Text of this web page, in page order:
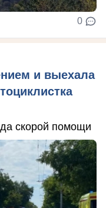
0
и выехала
скорой помощи